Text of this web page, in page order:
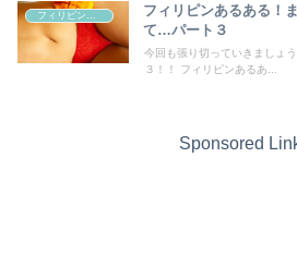
フィリピンあるある！
て…パート３
今回も張り切っていきましょ
３！！ フィリピンあるあ...
Sponsored